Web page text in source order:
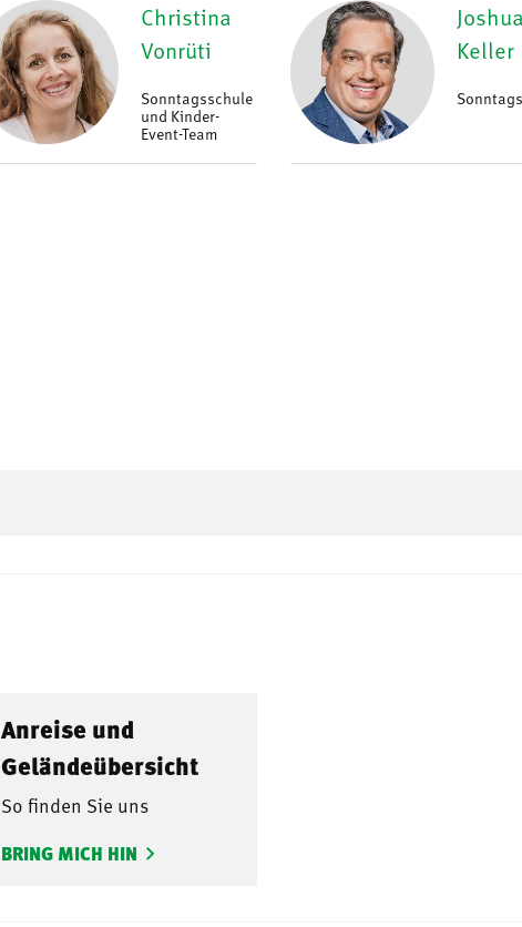
Christina
Vonrüti
Sonntagsschule
und Kinder-
Event-Team
Joshua
Keller
Anreise und
Geländeübersicht
So finden Sie uns
BRING MICH HIN